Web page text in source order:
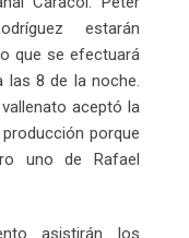
estarán
que se efectuará
las 8 de la noche.
aceptó la
porque
uno de Rafael
asistirán los